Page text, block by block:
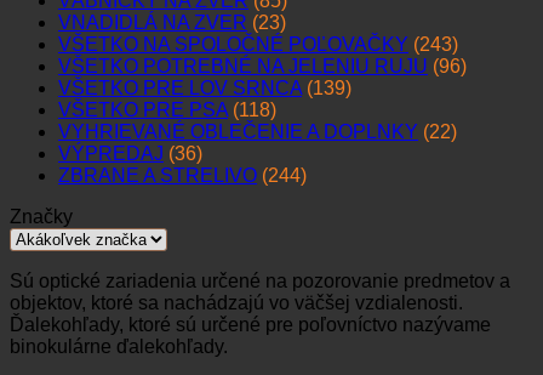
VNADIDLÁ NA ZVER (23)
VŠETKO NA SPOLOČNÉ POĽOVAČKY (243)
VŠETKO POTREBNÉ NA JELENIU RUJU (96)
VŠETKO PRE LOV SRNCA (139)
VŠETKO PRE PSA (118)
VYHRIEVANÉ OBLEČENIE A DOPLNKY (22)
VÝPREDAJ (36)
ZBRANE A STRELIVO (244)
Značky
Sú optické zariadenia určené na pozorovanie predmetov a
objektov, ktoré sa nachádzajú vo väčšej vzdialenosti.
Ďalekohľady, ktoré sú určené pre poľovníctvo nazývame
binokulárne ďalekohľady.